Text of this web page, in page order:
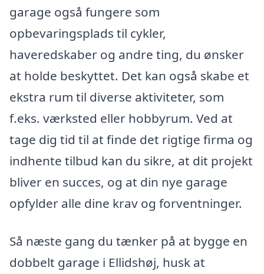
garage også fungere som
opbevaringsplads til cykler,
haveredskaber og andre ting, du ønsker
at holde beskyttet. Det kan også skabe et
ekstra rum til diverse aktiviteter, som
f.eks. værksted eller hobbyrum. Ved at
tage dig tid til at finde det rigtige firma og
indhente tilbud kan du sikre, at dit projekt
bliver en succes, og at din nye garage
opfylder alle dine krav og forventninger.
Så næste gang du tænker på at bygge en
dobbelt garage i Ellidshøj, husk at